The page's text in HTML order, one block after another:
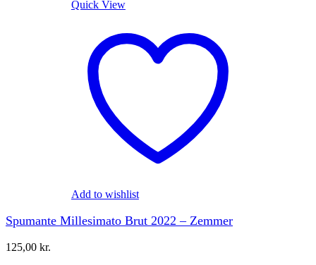
Quick View
Add to wishlist
Spumante Millesimato Brut 2022 – Zemmer
125,00 kr.